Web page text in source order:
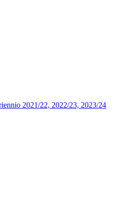
2021/22, 2022/23, 2023/24